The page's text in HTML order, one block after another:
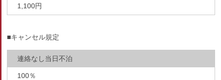
1,100円
■キャンセル規定
連絡なし当日不泊
100％